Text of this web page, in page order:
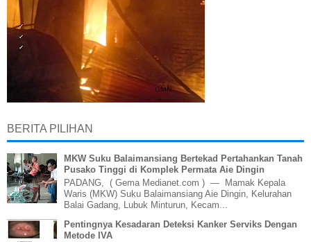
BERITA PILIHAN
MKW Suku Balaimansiang Bertekad Pertahankan Tanah
Pusako Tinggi di Komplek Permata Aie Dingin
PADANG, ( Gema Medianet.com ) — Mamak Kepala
Waris (MKW) Suku Balaimansiang Aie Dingin, Kelurahan
Balai Gadang, Lubuk Minturun, Kecam...
Pentingnya Kesadaran Deteksi Kanker Serviks Dengan
Metode IVA